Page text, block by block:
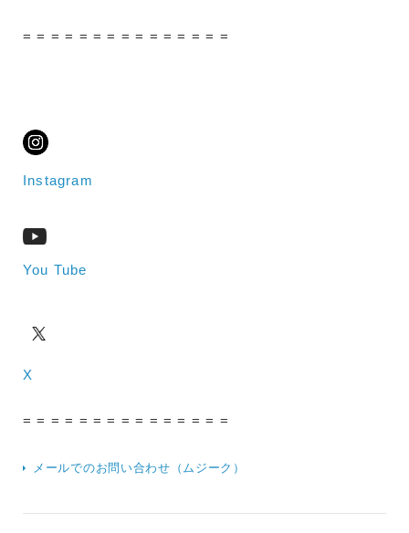
= = = = = = = = = = = = = = =
Instagram
You Tube
X
= = = = = = = = = = = = = = =
メールでのお問い合わせ（ムジーク）